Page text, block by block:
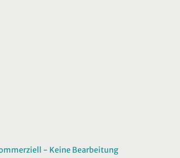
- Keine Bearbeitung